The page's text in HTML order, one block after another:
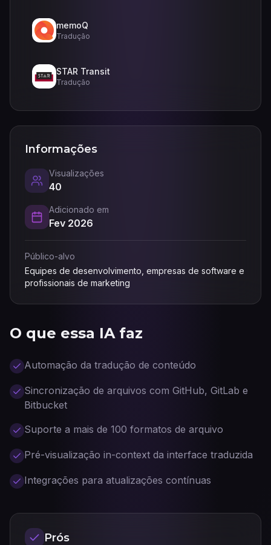
O que essa IA faz
Automação da tradução de conteúdo
Sincronização de arquivos com GitHub, GitLab e
Bitbucket
Suporte a mais de 100 formatos de arquivo
Pré-visualização in-context da interface traduzida
Integrações para atualizações contínuas
Prós
memoQ
Tradução
STAR Transit
Tradução
Informações
Visualizações
40
Adicionado em
Fev 2026
Público-alvo
Equipes de desenvolvimento, empresas de software e
profissionais de marketing